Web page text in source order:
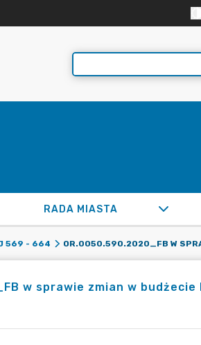
RADA MIASTA
569 - 664
w sprawie zmian w